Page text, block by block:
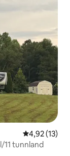
4,92 av 5 i
4,92 (13)
tunnland